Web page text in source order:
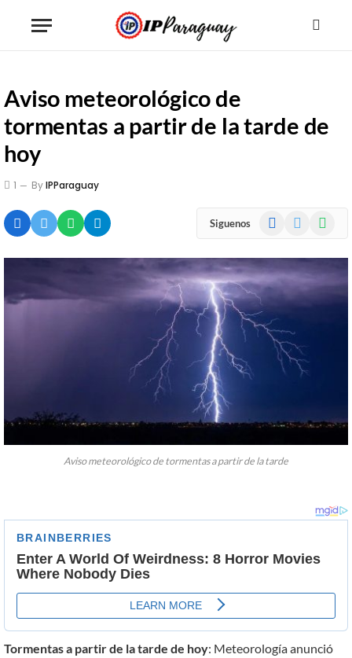
Aviso meteorológico de
tormentas a partir de la tarde de
hoy
1 ByIPParaguay
Siguenos Facebook
Aviso meteorológico de tormentas a partir de la tarde
Tormentas a partir de la tarde de hoy: Meteorología anunció